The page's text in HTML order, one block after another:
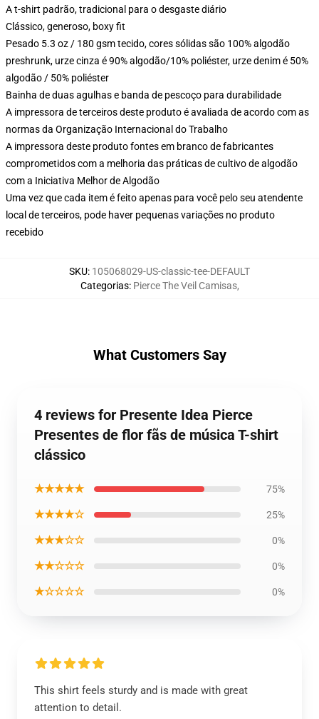
A t-shirt padrão, tradicional para o desgaste diário
Clássico, generoso, boxy fit
Pesado 5.3 oz / 180 gsm tecido, cores sólidas são 100% algodão
preshrunk, urze cinza é 90% algodão/10% poliéster, urze denim é 50%
algodão / 50% poliéster
Bainha de duas agulhas e banda de pescoço para durabilidade
A impressora de terceiros deste produto é avaliada de acordo com as
normas da Organização Internacional do Trabalho
A impressora deste produto fontes em branco de fabricantes
comprometidos com a melhoria das práticas de cultivo de algodão
com a Iniciativa Melhor de Algodão
Uma vez que cada item é feito apenas para você pelo seu atendente
local de terceiros, pode haver pequenas variações no produto
recebido
SKU: 105068029-US-classic-tee-DEFAULT
Categorias: Pierce The Veil Camisas,
What Customers Say
4 reviews for Presente Idea Pierce
Presentes de flor fãs de música T-shirt
clássico
★★★★★ 75%
★★★★☆ 25%
★★★☆☆ 0%
★★☆☆☆ 0%
★☆☆☆☆ 0%
This shirt feels sturdy and is made with great
attention to detail.